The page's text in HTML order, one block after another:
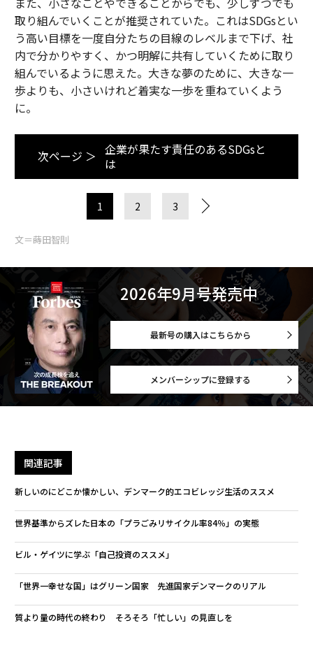
取り組んでいくことが推奨されていた。これはSDGsとい
う高い目標を一度自分たちの目線のレベルまで下げ、社
内で分かりやすく、かつ明解に共有していくために取り
組んでいるように思えた。大きな夢のために、大きな一
歩よりも、小さいけれど着実な一歩を重ねていくよう
に。
次ページ ＞ 企業が果たす責任のあるSDGsと
は
1 2 3
文＝蒔田智則
2026年9月号発売中
最新号の購入はこちらから
メンバーシップに登録する
関連記事
新しいのにどこか懐かしい、デンマーク的エコビレッジ生活のススメ
世界基準からズレた日本の「プラごみリサイクル率84％」の実態
ビル・ゲイツに学ぶ「自己投資のススメ」
「世界一幸せな国」はグリーン国家 先進国家デンマークのリアル
質より量の時代の終わり そろそろ「忙しい」の見直しを